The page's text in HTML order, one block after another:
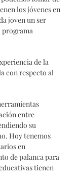
los jóvenes en
joven un ser
programa
de la
con respecto al
entre
su
Hoy tenemos
en
de palanca para
tienen